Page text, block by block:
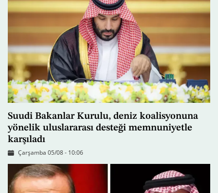
Suudi Bakanlar Kurulu, deniz koalisyonuna
yönelik uluslararası desteği memnuniyetle
karşıladı
Çarşamba 05/08 - 10:06